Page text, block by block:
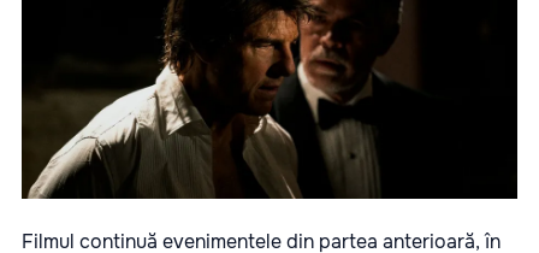
Filmul continuă evenimentele din partea anterioară, în